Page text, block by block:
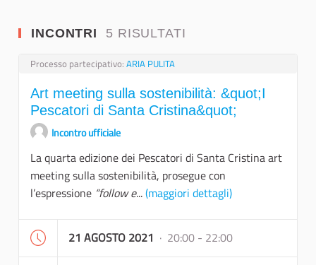
INCONTRI 5 RISULTATI
Processo partecipativo: ARIA PULITA
Art meeting sulla sostenibilità: &quot;I
Pescatori di Santa Cristina&quot;
Incontro ufficiale
La quarta edizione dei Pescatori di Santa Cristina art
meeting sulla sostenibilità, prosegue con
l’espressione “follow e...(maggiori dettagli)
21 AGOSTO 2021 · 20:00 - 22:00